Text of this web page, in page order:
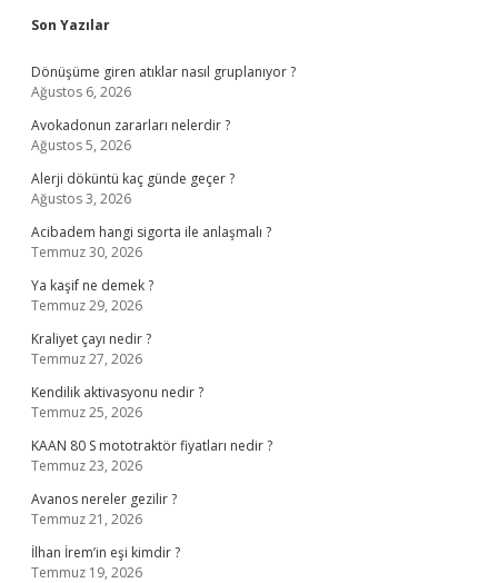
Sidebar
Son Yazılar
Dönüşüme giren atıklar nasıl gruplanıyor ?
Ağustos 6, 2026
Avokadonun zararları nelerdir ?
Ağustos 5, 2026
Alerji döküntü kaç günde geçer ?
Ağustos 3, 2026
Acibadem hangi sigorta ile anlaşmalı ?
Temmuz 30, 2026
Ya kaşif ne demek ?
Temmuz 29, 2026
Kraliyet çayı nedir ?
Temmuz 27, 2026
Kendilik aktivasyonu nedir ?
Temmuz 25, 2026
KAAN 80 S mototraktör fiyatları nedir ?
Temmuz 23, 2026
Avanos nereler gezilir ?
Temmuz 21, 2026
İlhan İrem’in eşi kimdir ?
Temmuz 19, 2026